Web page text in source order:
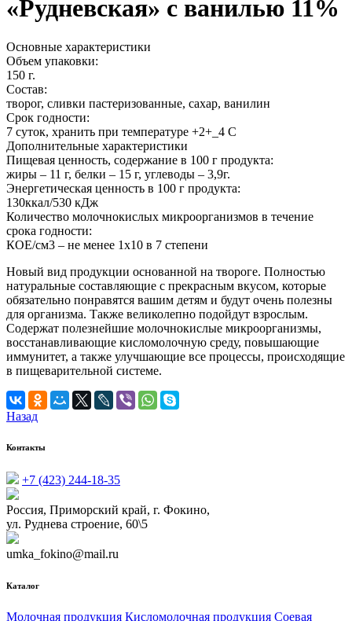
«Рудневская» с ванилью 11%
Основные характеристики
Объем упаковки:
150 г.
Состав:
творог, сливки пастеризованные, сахар, ванилин
Срок годности:
7 суток, хранить при температуре +2+_4 С
Дополнительные характеристики
Пищевая ценность, содержание в 100 г продукта:
жиры – 11 г, белки – 15 г, углеводы – 3,9г.
Энергетическая ценность в 100 г продукта:
130ккал/530 кДж
Количество молочнокислых микроорганизмов в течение
срока годности:
КОЕ/см3 – не менее 1х10 в 7 степени
Новый вид продукции основанной на твороге. Полностью
натуральные составляющие с прекрасным вкусом, которые
обязательно понравятся вашим детям и будут очень полезны
для организма. Также великолепно подойдут взрослым.
Содержат полезнейшие молочнокислые микроорганизмы,
восстанавливающие кисломолочную среду, повышающие
иммунитет, а также улучшающие все процессы, происходящие
в пищеварительной системе.
Назад
Контакты
+7 (423) 244-18-35
Россия, Приморский край, г. Фокино,
ул. Руднева строение, 60\5
umka_fokino@mail.ru
Каталог
Молочная продукция Кисломолочная продукция Соевая